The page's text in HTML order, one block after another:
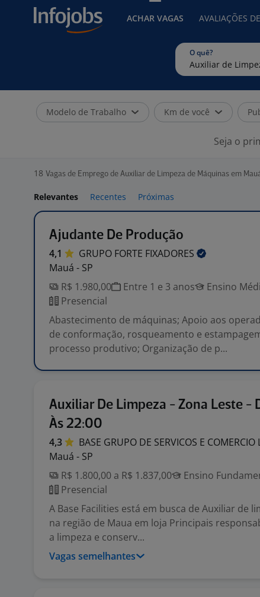
ACHAR VAGAS AVALIAÇÕES
O quê?
Modelo de Trabalho Km de você
Seja o
18 Vagas de Emprego de Auxiliar de Limpeza de Máquinas em
Relevantes Recentes Próximas
Ajudante De Produção
4,1 GRUPO FORTE FIXADORES
Mauá - SP
R$ 1.980,00
Entre 1 e 3 anos
Ensino
Presencial
Abastecimento de máquinas; Apoio aos
de conformação, rosqueamento e
processo produtivo; Organização de p...
Auxiliar De Limpeza - Zona Leste -
Às 22:00
4,3 BASE GRUPO DE SERVICOS E COMERCIO
Mauá - SP
R$ 1.800,00 a R$ 1.837,00
Ensino
Presencial
A Base Facilities está em busca de Auxiliar de
na região de Maua em loja Principais
a limpeza e conserv...
Vagas semelhantes